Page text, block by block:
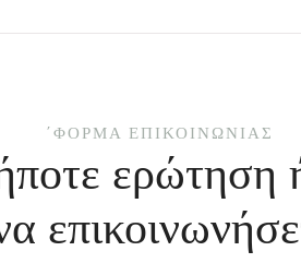
΄ΦΌΡΜΑ ΕΠΙΚΟΙΝΩΝΊΑΣ
ερώτηση